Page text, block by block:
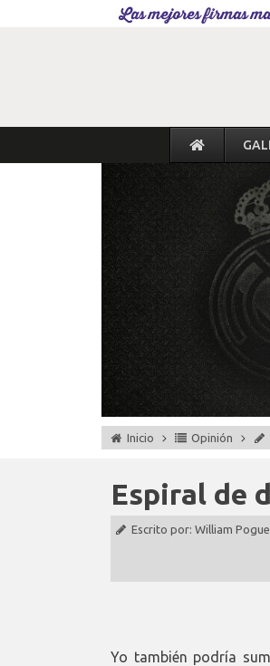
Las mejores firmas
Inicio Opinión
Espiral de
Escrito por: William Pogue
Yo también podría